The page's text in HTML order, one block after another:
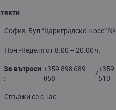
София, Бул.“Цариградско шосе“
Пон.-Неделя от 8.00 – 20.00 ч.
За въпроси
:
+359 898 689
058
/
+359
510
Свържи се с нас